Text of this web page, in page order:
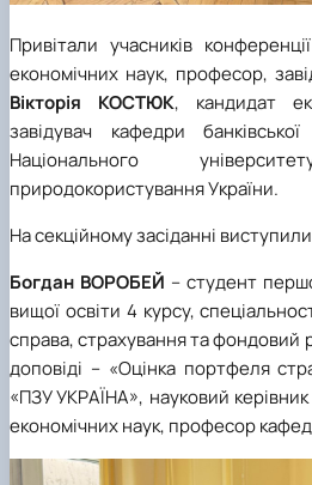
Привітали учасників конференції
економічних наук, професор,
Вікторія КОСТЮК, кандидат
завідувач кафедри
Національного
природокористування України.
На секційному засіданні
Богдан ВОРОБЕЙ – студент
вищої освіти 4 курсу,
справа, страхування та фондовий
доповіді – «Оцінка портфеля
«ПЗУ УКРАЇНА», науковий
економічних наук, професор